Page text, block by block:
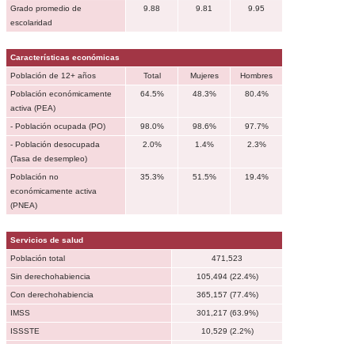
Grado promedio de
escolaridad
9.88 9.81 9.95
Características económicas
Población de 12+ años Total Mujeres Hombres
Población económicamente
activa (PEA)
64.5% 48.3% 80.4%
- Población ocupada (PO) 98.0% 98.6% 97.7%
- Población desocupada
(Tasa de desempleo)
2.0% 1.4% 2.3%
Población no
económicamente activa
(PNEA)
35.3% 51.5% 19.4%
Servicios de salud
Población total 471,523
Sin derechohabiencia 105,494 (22.4%)
Con derechohabiencia 365,157 (77.4%)
IMSS 301,217 (63.9%)
ISSSTE 10,529 (2.2%)